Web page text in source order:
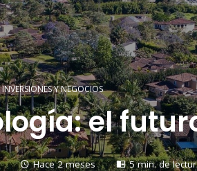
INVERSIONES Y NEGOCIOS
el
Hace 2 meses 5 min. de